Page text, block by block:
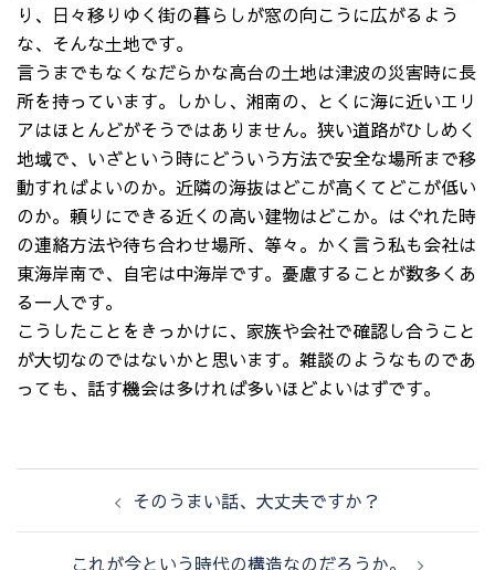
り、日々移りゆく街の暮らしが窓の向こうに広がるよう
な、そんな土地です。
言うまでもなくなだらかな高台の土地は津波の災害時に長
所を持っています。しかし、湘南の、とくに海に近いエリ
アはほとんどがそうではありません。狭い道路がひしめく
地域で、いざという時にどういう方法で安全な場所まで移
動すればよいのか。近隣の海抜はどこが高くてどこが低い
のか。頼りにできる近くの高い建物はどこか。はぐれた時
の連絡方法や待ち合わせ場所、等々。かく言う私も会社は
東海岸南で、自宅は中海岸です。憂慮することが数多くあ
る一人です。
こうしたことをきっかけに、家族や会社で確認し合うこと
が大切なのではないかと思います。雑談のようなものであ
っても、話す機会は多ければ多いほどよいはずです。
そのうまい話、大丈夫ですか？
これが今という時代の構造なのだろうか。